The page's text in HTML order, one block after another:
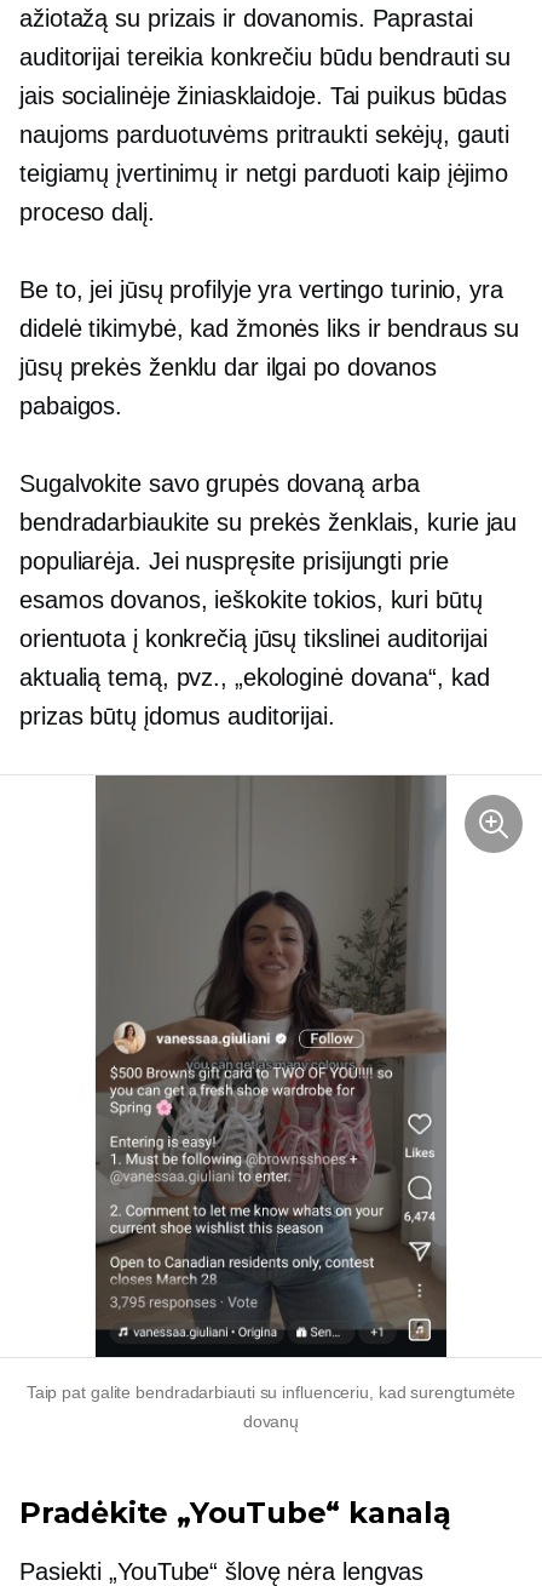
ažiotažą su prizais ir dovanomis. Paprastai
auditorijai tereikia konkrečiu būdu bendrauti su
jais socialinėje žiniasklaidoje. Tai puikus būdas
naujoms parduotuvėms pritraukti sekėjų, gauti
teigiamų įvertinimų ir netgi parduoti kaip įėjimo
proceso dalį.
Be to, jei jūsų profilyje yra vertingo turinio, yra
didelė tikimybė, kad žmonės liks ir bendraus su
jūsų prekės ženklu dar ilgai po dovanos
pabaigos.
Sugalvokite savo grupės dovaną arba
bendradarbiaukite su prekės ženklais, kurie jau
populiarėja. Jei nuspręsite prisijungti prie
esamos dovanos, ieškokite tokios, kuri būtų
orientuota į konkrečią jūsų tikslinei auditorijai
aktualią temą, pvz., „ekologinė dovana“, kad
prizas būtų įdomus auditorijai.
Taip pat galite bendradarbiauti su influenceriu, kad surengtumėte
dovanų
Pradėkite „YouTube“ kanalą
Pasiekti „YouTube“ šlovę nėra lengvas